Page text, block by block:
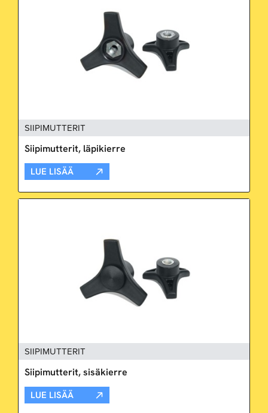
SIIPIMUTTERIT
Siipimutterit, läpikierre
LUE LISÄÄ
SIIPIMUTTERIT
Siipimutterit, sisäkierre
LUE LISÄÄ